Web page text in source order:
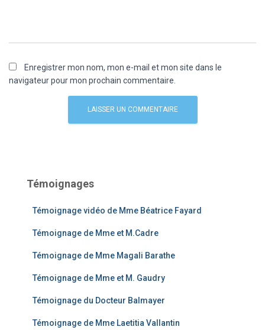
Enregistrer mon nom, mon e-mail et mon site dans le
navigateur pour mon prochain commentaire.
Témoignages
Témoignage vidéo de Mme Béatrice Fayard
Témoignage de Mme et M.Cadre
Témoignage de Mme Magali Barathe
Témoignage de Mme et M. Gaudry
Témoignage du Docteur Balmayer
Témoignage de Mme Laetitia Vallantin